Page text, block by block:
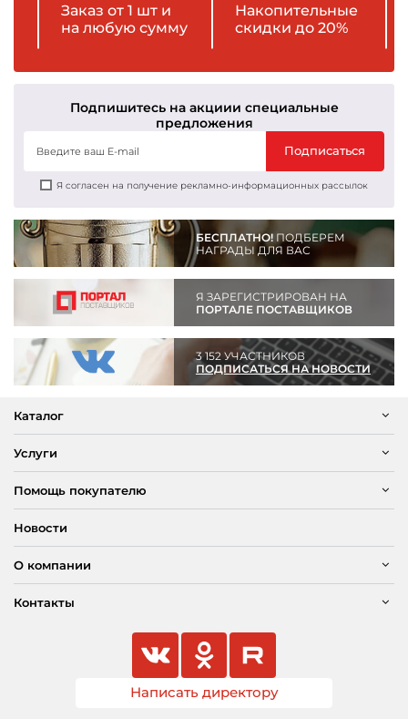
Заказ от 1 шт и
на любую сумму
Накопительные
скидки до 20%
Подпишитесь на акциии специальные
предложения
Подписаться
Я согласен на получение рекламно-информационных рассылок
БЕСПЛАТНО!ПОДБЕРЕМ
НАГРАДЫ ДЛЯ ВАС
Я ЗАРЕГИСТРИРОВАН НА
ПОРТАЛЕ ПОСТАВЩИКОВ
3 152 УЧАСТНИКОВ
ПОДПИСАТЬСЯ НА НОВОСТИ
Каталог
Услуги
Помощь покупателю
Новости
О компании
Контакты
Написать директору